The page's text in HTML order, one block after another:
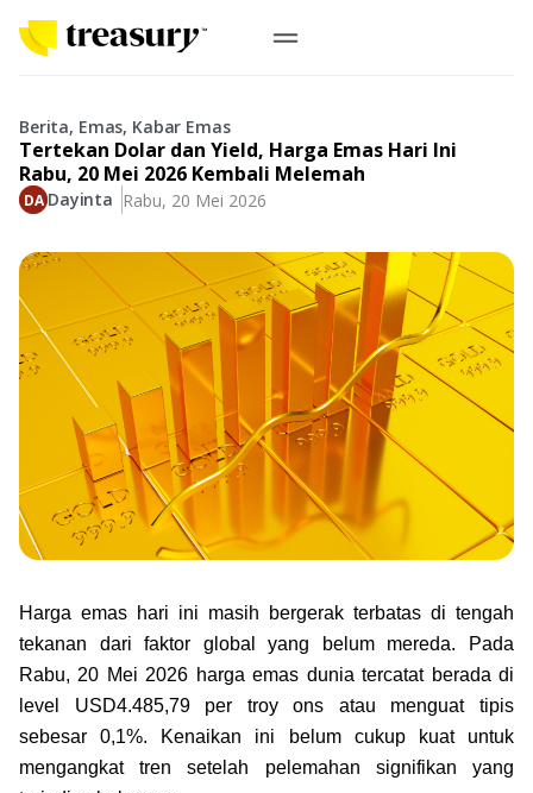
Emas Fisik
Logam Mulia
Antam, UBS
Koin Emas
Koin Nusantara, Lunar & Custom
Perhiasan
From Story
Buyback
Jual emas kamu ke Treasury
Event
Perusahaan
Gold for Good
Berkontribusi pada hal yang benar-benar berarti
#BuatMasaDepan
Green Gold
Profile
Tata Kelola
Indonesia
Indonesia
Berita, Emas, Kabar Emas
Tertekan Dolar dan Yield, Harga Emas Hari Ini
Rabu, 20 Mei 2026 Kembali Melemah
Dayinta Rabu, 20 Mei 2026
Harga emas hari ini masih bergerak terbatas di tengah
tekanan dari faktor global yang belum mereda. Pada
Rabu, 20 Mei 2026 harga emas dunia tercatat berada di
level USD4.485,79 per troy ons atau menguat tipis
sebesar 0,1%. Kenaikan ini belum cukup kuat untuk
mengangkat tren setelah pelemahan signifikan yang